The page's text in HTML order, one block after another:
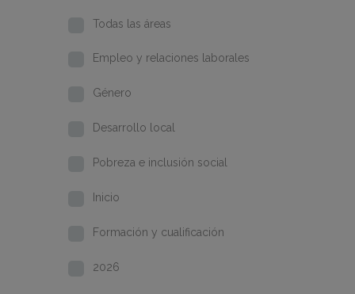
Todas las áreas
Empleo y relaciones laborales
Género
Desarrollo local
Pobreza e inclusión social
Inicio
Formación y cualificación
2026